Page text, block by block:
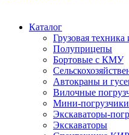
Каталог
Грузовая техника
Полуприцепы
Бортовые с КМУ
Автокраны и
Вилочные
Мини-погрузчики
Экскаваторы-
Экскаваторы